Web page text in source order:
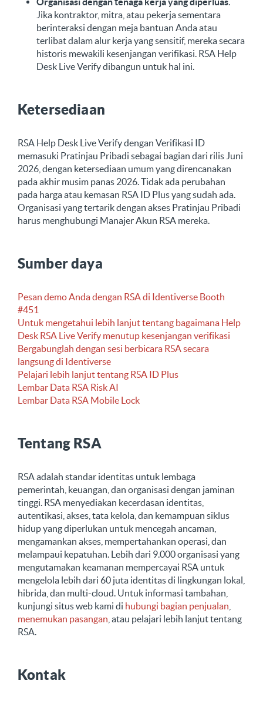
Jika kontraktor, mitra, atau pekerja sementara
berinteraksi dengan meja bantuan Anda atau
terlibat dalam alur kerja yang sensitif, mereka secara
historis mewakili kesenjangan verifikasi. RSA Help
Desk Live Verify dibangun untuk hal ini.
Ketersediaan
RSA Help Desk Live Verify dengan Verifikasi ID
memasuki Pratinjau Pribadi sebagai bagian dari rilis Juni
2026, dengan ketersediaan umum yang direncanakan
pada akhir musim panas 2026. Tidak ada perubahan
pada harga atau kemasan RSA ID Plus yang sudah ada.
Organisasi yang tertarik dengan akses Pratinjau Pribadi
harus menghubungi Manajer Akun RSA mereka.
Sumber daya
Pesan demo Anda dengan RSA di Identiverse Booth
#451
Untuk mengetahui lebih lanjut tentang bagaimana Help
Desk RSA Live Verify menutup kesenjangan verifikasi
Bergabunglah dengan sesi berbicara RSA secara
langsung di Identiverse
Pelajari lebih lanjut tentang RSA ID Plus
Lembar Data RSA Risk AI
Lembar Data RSA Mobile Lock
Tentang RSA
RSA adalah standar identitas untuk lembaga
pemerintah, keuangan, dan organisasi dengan jaminan
tinggi. RSA menyediakan kecerdasan identitas,
autentikasi, akses, tata kelola, dan kemampuan siklus
hidup yang diperlukan untuk mencegah ancaman,
mengamankan akses, mempertahankan operasi, dan
melampaui kepatuhan. Lebih dari 9.000 organisasi yang
mengutamakan keamanan mempercayai RSA untuk
mengelola lebih dari 60 juta identitas di lingkungan lokal,
hibrida, dan multi-cloud. Untuk informasi tambahan,
kunjungi situs web kami di hubungi bagian penjualan
menemukan pasangan , atau pelajari lebih lanjut tentang
RSA.
Kontak